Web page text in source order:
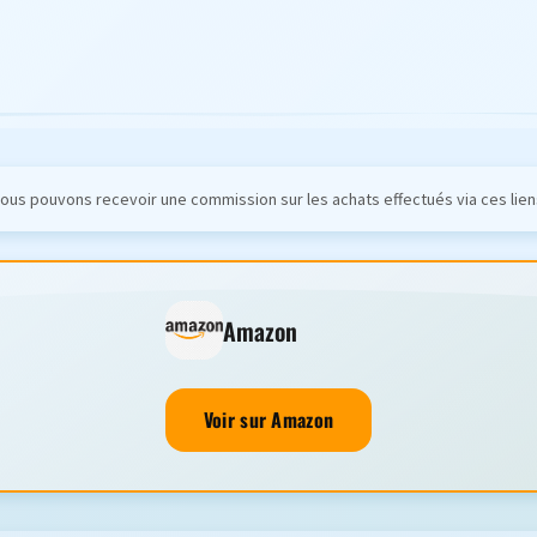
pouvons recevoir une commission sur les achats effectués via ces
Amazon
Voir sur Amazon